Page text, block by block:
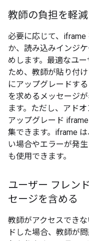
教師の負担を軽
必要に応じて、
か、読み込みインジ
めします。最適なユ
ため、教師が貼り付
にアップグレードす
を求めるメッセージ
ます。ただし、アド
アップグレード
集できます。iframe
い場合やエラーが発
も使用できます。
ユーザー フレン
セージを含める
教師がアクセスでき
ドした場合、教師が